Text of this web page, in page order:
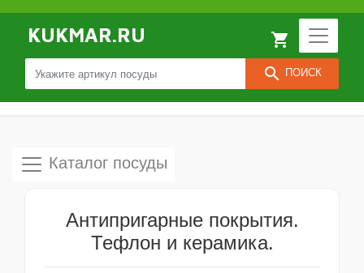
KUKMAR.RU
search ПОИСК
local_grocery_store
Каталог посуды
Антипригарные покрытия.
Тефлон и керамика.